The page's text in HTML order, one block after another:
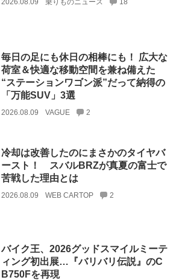
2026.08.09 乗りものニュース 18
毎日の足にも休日の相棒にも！ 広大な
荷室＆快適な移動空間を兼ね備えた
“ステーションワゴン派”だって納得の
「万能SUV」3選
2026.08.09 VAGUE 2
冷却は改善したのにまさかのタイヤバ
ースト！ スバルBRZが真夏の富士で
苦戦した理由とは
2026.08.09 WEB CARTOP 2
バイク王、2026グッドスマイルミーテ
ィング初出展…『バリバリ伝説』のC
B750Fを再現